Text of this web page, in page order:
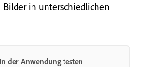
Bilder in unterschiedlichen
In der Anwendung testen